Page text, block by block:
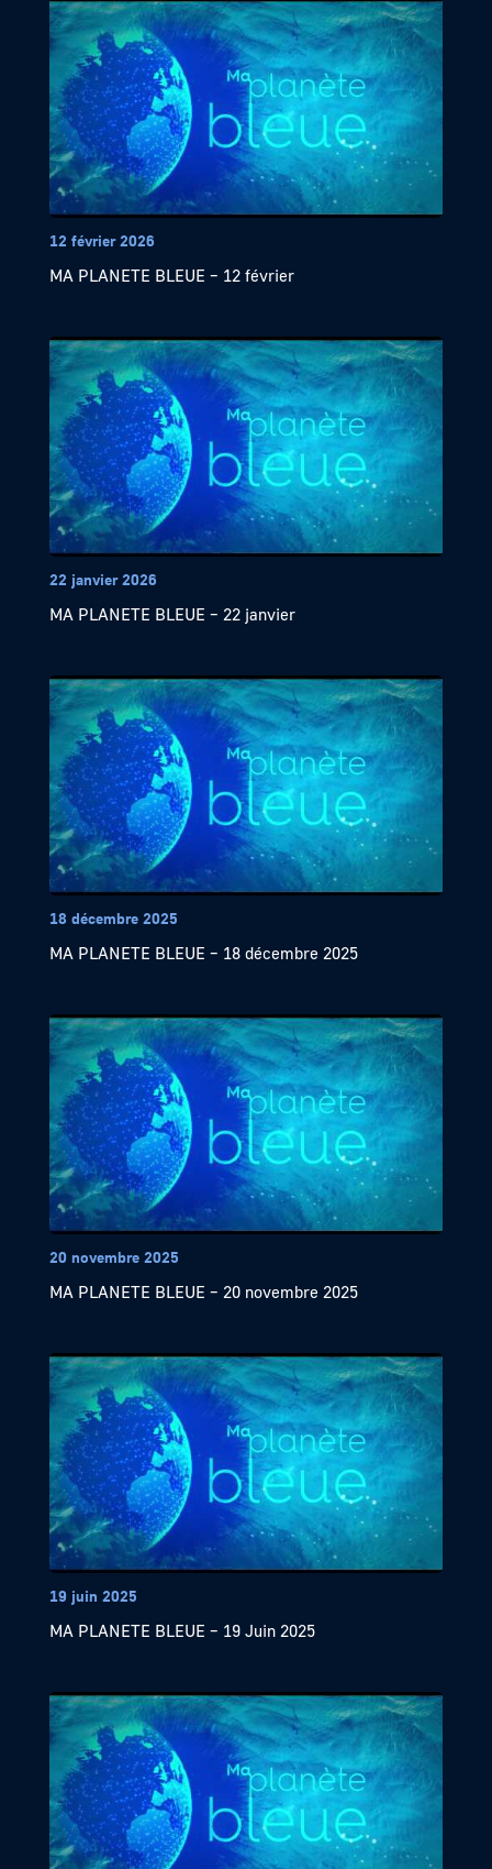
12 février 2026
MA PLANETE BLEUE – 12 février
22 janvier 2026
MA PLANETE BLEUE – 22 janvier
18 décembre 2025
MA PLANETE BLEUE – 18 décembre 2025
20 novembre 2025
MA PLANETE BLEUE – 20 novembre 2025
19 juin 2025
MA PLANETE BLEUE – 19 Juin 2025